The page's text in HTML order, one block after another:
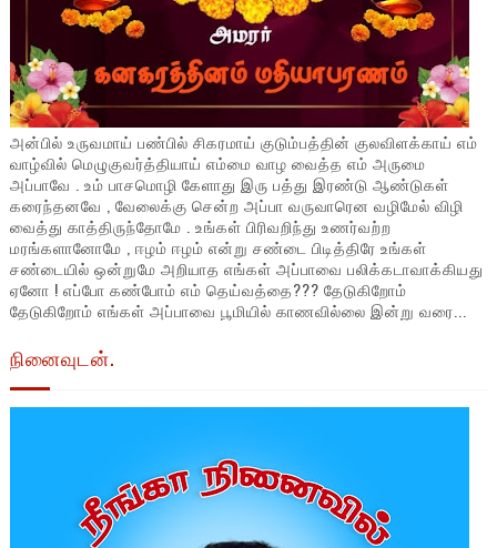
அன்பில் உருவமாய் பண்பில் சிகரமாய் குடும்பத்தின் குலவிளக்காய் எம்
வாழ்வில் மெழுகுவர்த்தியாய் எம்மை வாழ வைத்த எம் அருமை
அப்பாவே . உம் பாசமொழி கேளாது இரு பத்து இரண்டு ஆண்டுகள்
கரைந்தனவே , வேலைக்கு சென்ற அப்பா வருவாரென வழிமேல் விழி
வைத்து காத்திருந்தோமே . உங்கள் பிரிவறிந்து உணர்வற்ற
மரங்களானோமே , ஈழம் ஈழம் என்று சண்டை பிடித்திரே உங்கள்
சண்டையில் ஒன்றுமே அறியாத எங்கள் அப்பாவை பலிக்கடாவாக்கியது
ஏனோ ! எப்போ கண்போம் எம் தெய்வத்தை??? தேடுகிறோம்
தேடுகிறோம் எங்கள் அப்பாவை பூமியில் காணவில்லை இன்று வரை...
நினைவுடன்.